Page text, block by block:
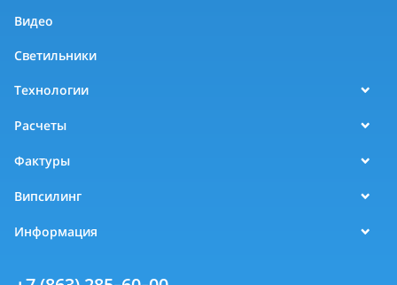
Видео
Светильники
Технологии
Расчеты
Фактуры
Випсилинг
Информация